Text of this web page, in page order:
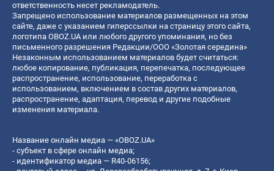
ответственность несет рекламодатель.
Запрещено использование материалов размещенных на этом
сайте, даже с указанием гиперссылки на страницу этого сайта,
логотипа OBOZ.UA или любого другого упоминания, но без
письменного разрешения Редакции/ООО «Золотая середина»
Незаконным использованием материалов будет считаться:
любое копирование, публикация, перепечатка, последующее
распространение, использование, переработка с
использованием, включением в состав других материалов,
распространение, адаптация, перевод и другие подобные
изменения материала.
Название онлайн медиа — «OBOZ.UA»
- субъект в сфере онлайн медиа;
- идентификатор медиа — R40-06156;